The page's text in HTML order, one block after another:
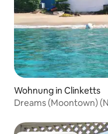
Wohnung in Clinketts
Dreams (Moontown)